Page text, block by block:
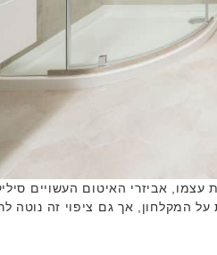
אביזרי האיטום העשויים
המקלחון, אך גם ציפוי זה נוטה